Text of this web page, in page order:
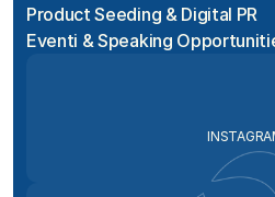
Product Seeding & Digital PR
Eventi & Speaking